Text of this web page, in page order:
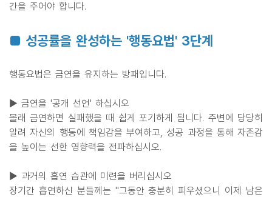
간을 주어야 합니다.
■ 성공률을 완성하는 '행동요법' 3단계
행동요법은 금연을 유지하는 방패입니다.
▶ 금연을 '공개 선언' 하십시오
몰래 금연하면 실패했을 때 쉽게 포기하게 됩니다. 주변에 당당히
알려 자신의 행동에 책임감을 부여하고, 성공 과정을 통해 자존감
을 높이는 선한 영향력을 전파하십시오.
▶ 과거의 흡연 습관에 미련을 버리십시오
장기간 흡연하신 분들께는 "그동안 충분히 피우셨으니 이제 남은